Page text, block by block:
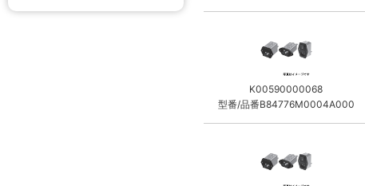
K00590000068
型番/品番B84776M0004A000